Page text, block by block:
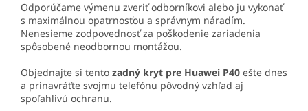
Odporúčame výmenu zveriť odborníkovi alebo ju vykonať
s maximálnou opatrnosťou a správnym náradím.
Nenesieme zodpovednosť za poškodenie zariadenia
spôsobené neodbornou montážou.
Objednajte si tento zadný kryt pre Huawei P40 ešte dnes
a prinavráťte svojmu telefónu pôvodný vzhľad aj
spoľahlivú ochranu.